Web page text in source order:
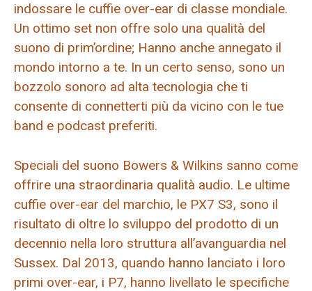
indossare le cuffie over-ear di classe mondiale.
Un ottimo set non offre solo una qualità del
suono di prim’ordine; Hanno anche annegato il
mondo intorno a te. In un certo senso, sono un
bozzolo sonoro ad alta tecnologia che ti
consente di connetterti più da vicino con le tue
band e podcast preferiti.
Speciali del suono Bowers & Wilkins sanno come
offrire una straordinaria qualità audio. Le ultime
cuffie over-ear del marchio, le PX7 S3, sono il
risultato di oltre lo sviluppo del prodotto di un
decennio nella loro struttura all’avanguardia nel
Sussex. Dal 2013, quando hanno lanciato i loro
primi over-ear, i P7, hanno livellato le specifiche